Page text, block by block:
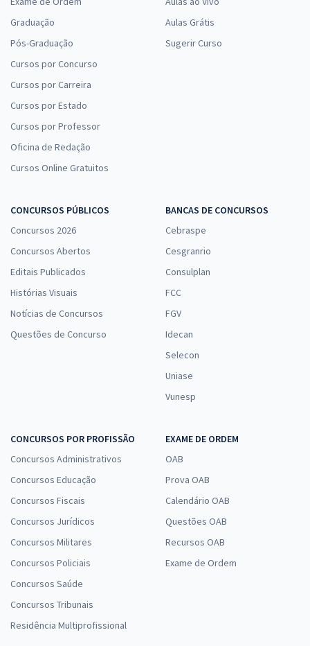
Graduação
Pós-Graduação
Cursos por Concurso
Cursos por Carreira
Cursos por Estado
Cursos por Professor
Oficina de Redação
Cursos Online Gratuitos
Aulas Grátis
Sugerir Curso
CONCURSOS PÚBLICOS
Concursos 2026
Concursos Abertos
Editais Publicados
Histórias Visuais
Notícias de Concursos
Questões de Concurso
BANCAS DE CONCURSOS
Cebraspe
Cesgranrio
Consulplan
FCC
FGV
Idecan
Selecon
Uniase
Vunesp
CONCURSOS POR PROFISSÃO
Concursos Administrativos
Concursos Educação
Concursos Fiscais
Concursos Jurídicos
Concursos Militares
Concursos Policiais
Concursos Saúde
Concursos Tribunais
Residência Multiprofissional
EXAME DE ORDEM
OAB
Prova OAB
Calendário OAB
Questões OAB
Recursos OAB
Exame de Ordem